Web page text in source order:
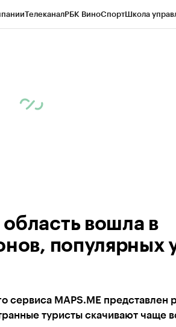
ТелеканалРБК ВиноСпортШкола
вошла в
популярных
сервиса MAPS.ME представлен
туристы скачивают чаще